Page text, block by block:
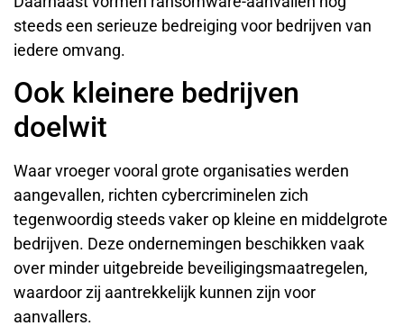
steeds een serieuze bedreiging voor bedrijven van
iedere omvang.
Ook kleinere bedrijven
doelwit
Waar vroeger vooral grote organisaties werden
aangevallen, richten cybercriminelen zich
tegenwoordig steeds vaker op kleine en middelgrote
bedrijven. Deze ondernemingen beschikken vaak
over minder uitgebreide beveiligingsmaatregelen,
waardoor zij aantrekkelijk kunnen zijn voor
aanvallers.